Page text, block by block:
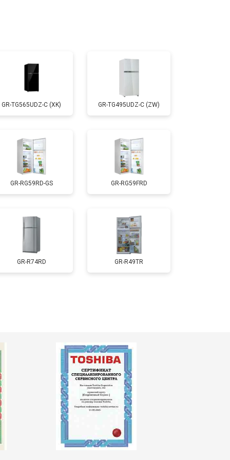
1810 ₽
1700 ₽ Заказать
2550 ₽ Заказать
1700 ₽ Заказать
4750 ₽ Заказать
3650 ₽
Заказать
1900 ₽ Заказать
GR-TG565UDZ-C (XK) GR-TG495UDZ-C (ZW)
GR-RG59RD-GS GR-RG59FRD
GR-R74RD GR-R49TR